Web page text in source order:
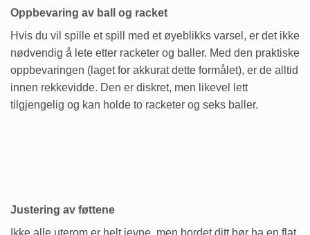
Oppbevaring av ball og racket
Hvis du vil spille et spill med et øyeblikks varsel, er det ikke
nødvendig å lete etter racketer og baller. Med den praktiske
oppbevaringen (laget for akkurat dette formålet), er de alltid
innen rekkevidde. Den er diskret, men likevel lett
tilgjengelig og kan holde to racketer og seks baller.
Justering av føttene
Ikke alle uterom er helt jevne, men bordet ditt bør ha en flat